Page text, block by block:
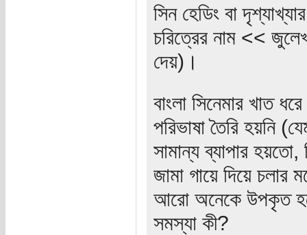
সিন হেডিং বা
চরিত্রের নাম <<
দেয়)।
বাংলা সিনেমার খাত
পরিভাষা তৈরি হয়নি
সামান্য ব্যাপার
জামা গায়ে দিয়ে
আরো অনেকে উপকৃত
সমস্যা কী?